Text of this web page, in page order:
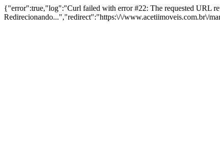
{"error":true,"log":"Curl failed with error #22: The requested URL
Redirecionando...","redirect":"https:\/\/www.acetiimoveis.com.br\/